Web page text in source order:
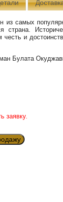
из самых
страна.
и
Булата
заявку.